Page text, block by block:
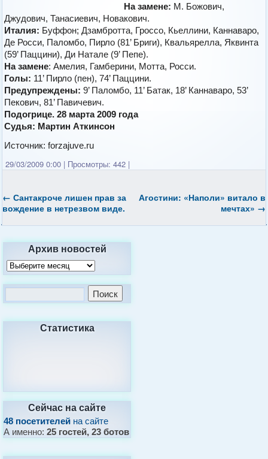
На замене: М. Божович,
Джудович, Танасиевич, Новакович.
Италия: Буффон; Дзамбротта, Гроссо, Кьеллини, Каннаваро,
Де Росси, Паломбо, Пирло (81’ Бриги), Квальярелла, Яквинта
(59’ Паццини), Ди Натале (9’ Пепе).
На замене: Амелия, Гамберини, Мотта, Росси.
Голы: 11’ Пирло (пен), 74’ Паццини.
Предупреждены: 9’ Паломбо, 11’ Батак, 18’ Каннаваро, 53’
Пекович, 81’ Павичевич.
Подогрице. 28 марта 2009 года
Судья: Мартин Аткинсон
Источник: forzajuve.ru
29/03/2009 0:00 | Просмотры: 442 |
← Сантакроче лишен прав за
вождение в нетрезвом виде.
Агостини: «Наполи» витало в
мечтах» →
Архив новостей
Статистика
Сейчас на сайте
48 посетителей на сайте
А именно:25 гостей, 23 ботов